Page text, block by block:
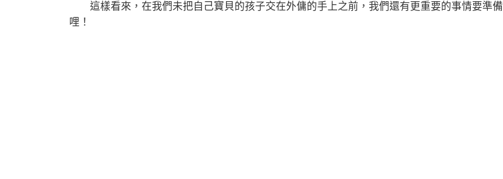
這樣看來，在我們未把自己寶貝的孩子交在外傭的手上之前，我們還有更重要的事情要準備
哩！